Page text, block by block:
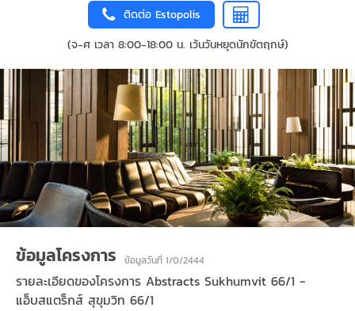
ติดต่อ Estopolis
(จ-ศ เวลา 8:00-18:00 น. เว้นวันหยุดนักขัตฤกษ์)
ข้อมูลโครงการ ข้อมูลวันที่ 1/0/2444
รายละเอียดของโครงการ Abstracts Sukhumvit 66/1 -
แอ็บสแตร็กส์ สุขุมวิท 66/1